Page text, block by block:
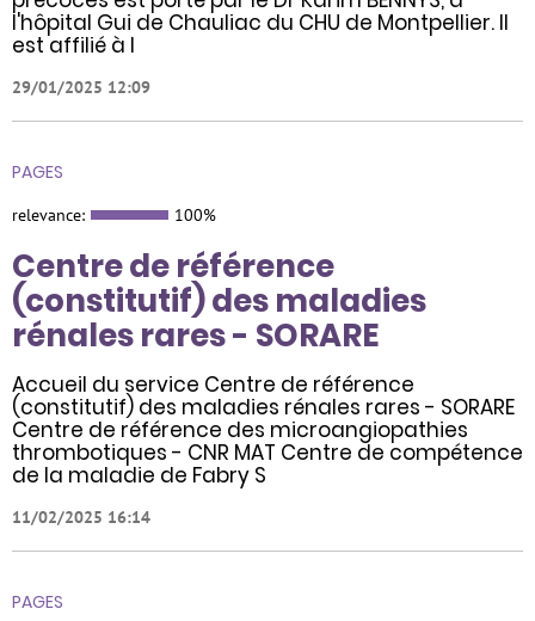
l'hôpital Gui de Chauliac du CHU de Montpellier. Il
est affilié à l
29/01/2025 12:09
PAGES
relevance: 100%
Centre de référence
(constitutif) des maladies
rénales rares - SORARE
Accueil du service Centre de référence
(constitutif) des maladies rénales rares - SORARE
Centre de référence des microangiopathies
thrombotiques - CNR MAT Centre de compétence
de la maladie de Fabry S
11/02/2025 16:14
PAGES